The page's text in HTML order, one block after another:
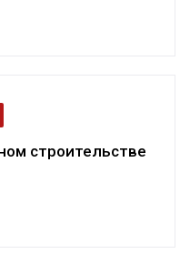
строительстве